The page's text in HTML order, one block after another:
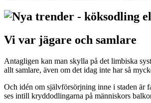
Vi var jägare och samlare
Antagligen kan man skylla på det limbiska
allt samlare, även om det idag inte har så
Och idén om självförsörjning inne i staden är
ses intill kryddodlingarna på människors